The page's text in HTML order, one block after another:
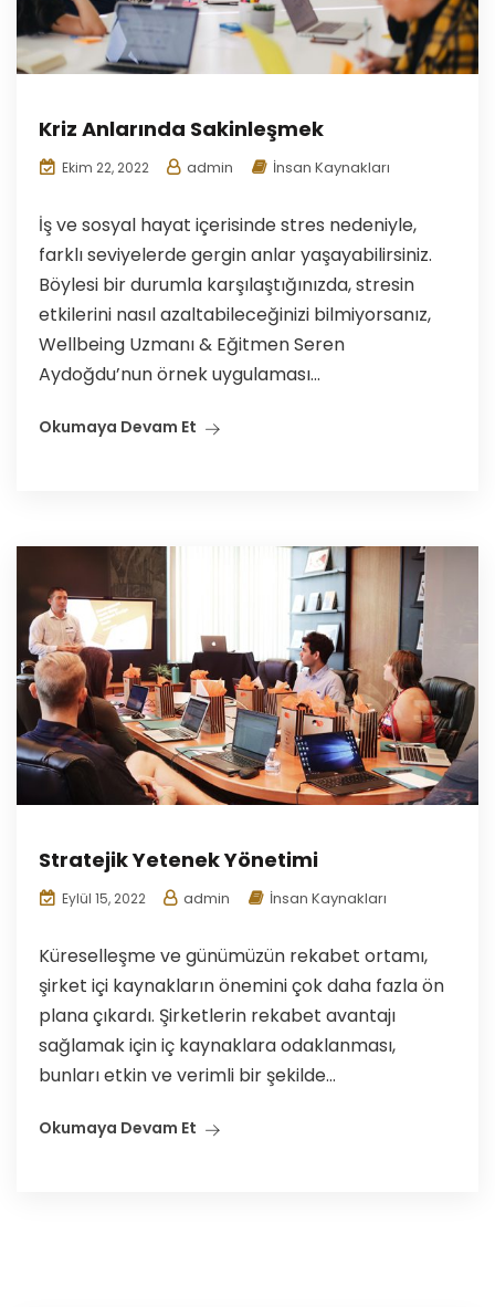
Kriz Anlarında Sakinleşmek
Ekim 22, 2022 admin İnsan Kaynakları
İş ve sosyal hayat içerisinde stres nedeniyle,
farklı seviyelerde gergin anlar yaşayabilirsiniz.
Böylesi bir durumla karşılaştığınızda, stresin
etkilerini nasıl azaltabileceğinizi bilmiyorsanız,
Wellbeing Uzmanı & Eğitmen Seren
Aydoğdu’nun örnek uygulaması...
Okumaya Devam Et
Stratejik Yetenek Yönetimi
Eylül 15, 2022 admin İnsan Kaynakları
Küreselleşme ve günümüzün rekabet ortamı,
şirket içi kaynakların önemini çok daha fazla ön
plana çıkardı. Şirketlerin rekabet avantajı
sağlamak için iç kaynaklara odaklanması,
bunları etkin ve verimli bir şekilde...
Okumaya Devam Et